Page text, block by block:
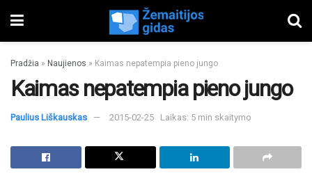
Pradžia » Naujienos » Kaimas nepatempia pieno jungo
Kaimas nepatempia pieno jungo
Paulius Liškauskas 2015-02-25 Laikas: 5 min skaitymo